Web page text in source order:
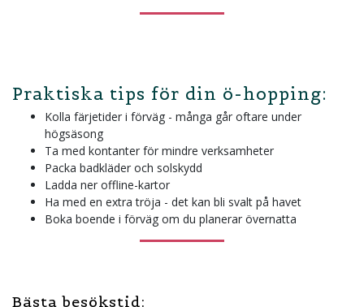
Praktiska tips för din ö-hopping:
Kolla färjetider i förväg - många går oftare under
högsäsong
Ta med kontanter för mindre verksamheter
Packa badkläder och solskydd
Ladda ner offline-kartor
Ha med en extra tröja - det kan bli svalt på havet
Boka boende i förväg om du planerar övernatta
Bästa besökstid: